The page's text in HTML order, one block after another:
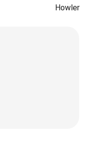
Howler